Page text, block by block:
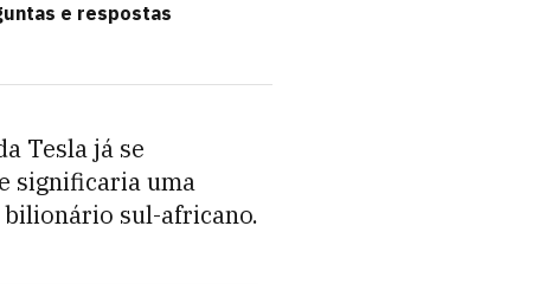
e respostas
Tesla já se
significaria uma
sul-africano.